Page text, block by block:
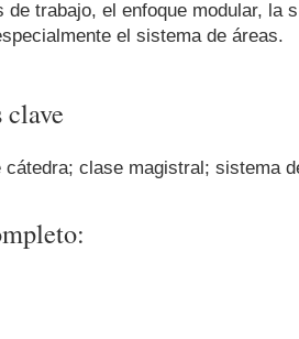
de trabajo, el enfoque modular, la
el sistema de áreas.
clave
cátedra; clase magistral; sistema